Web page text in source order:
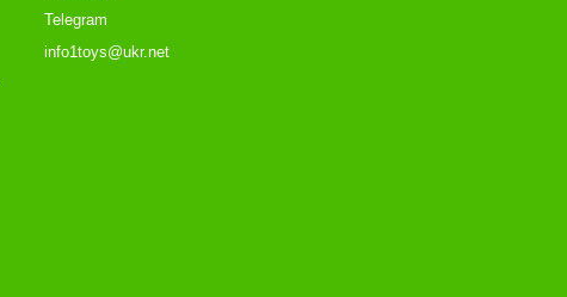
Telegram
info1toys@ukr.net